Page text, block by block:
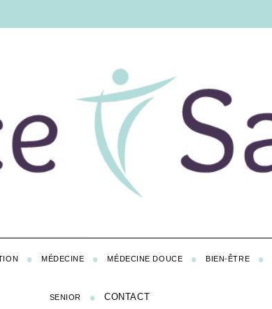
MÉDECINE MÉDECINE DOUCE BIEN-ÊTRE
SENIOR CONTACT